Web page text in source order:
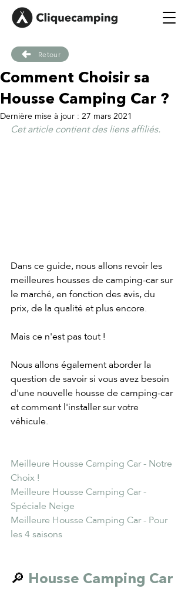
Retour
Comment Choisir sa
Housse Camping Car ?
Dernière mise à jour : 27 mars 2021
Cet article contient des liens affiliés.
Dans ce guide, nous allons revoir les
meilleures housses de camping-car sur
le marché, en fonction des avis, du
prix, de la qualité et plus encore.
Mais ce n'est pas tout !
Nous allons également aborder la
question de savoir si vous avez besoin
d'une nouvelle housse de camping-car
et comment l'installer sur votre
véhicule.
Meilleure Housse Camping Car - Notre
Choix !
Meilleure Housse Camping Car -
Spéciale Neige
Meilleure Housse Camping Car - Pour
les 4 saisons
🔎 Housse Camping Car